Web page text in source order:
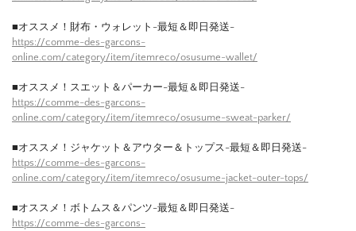
■オススメ！財布・ウォレット-最短＆即日発送-
https://comme-des-garcons-
online.com/category/item/itemreco/osusume-wallet/
■オススメ！スエット＆パーカー-最短＆即日発送-
https://comme-des-garcons-
online.com/category/item/itemreco/osusume-sweat-parker/
■オススメ！ジャケット＆アウター＆トップス-最短＆即日発送-
https://comme-des-garcons-
online.com/category/item/itemreco/osusume-jacket-outer-tops/
■オススメ！ボトムス＆パンツ-最短＆即日発送-
https://comme-des-garcons-